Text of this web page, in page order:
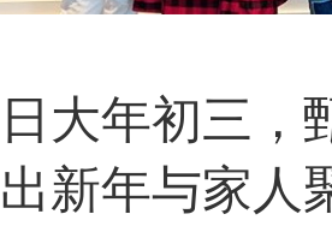
大年初三，
出新年与家